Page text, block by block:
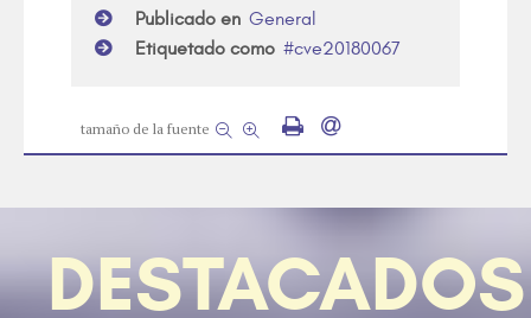
tamaño de la fuente
Publicado en General
Etiquetado como
cve20180067
DESTACADOS